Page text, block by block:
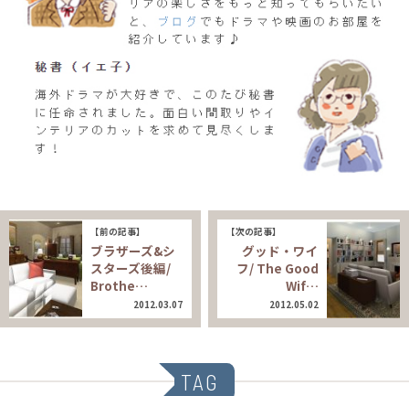
【前の記事】
ブラザーズ&シ
スターズ後編/
Brothe…
2012.03.07
【次の記事】
グッド・ワイ
フ/ The Good
Wif…
2012.05.02
TAG